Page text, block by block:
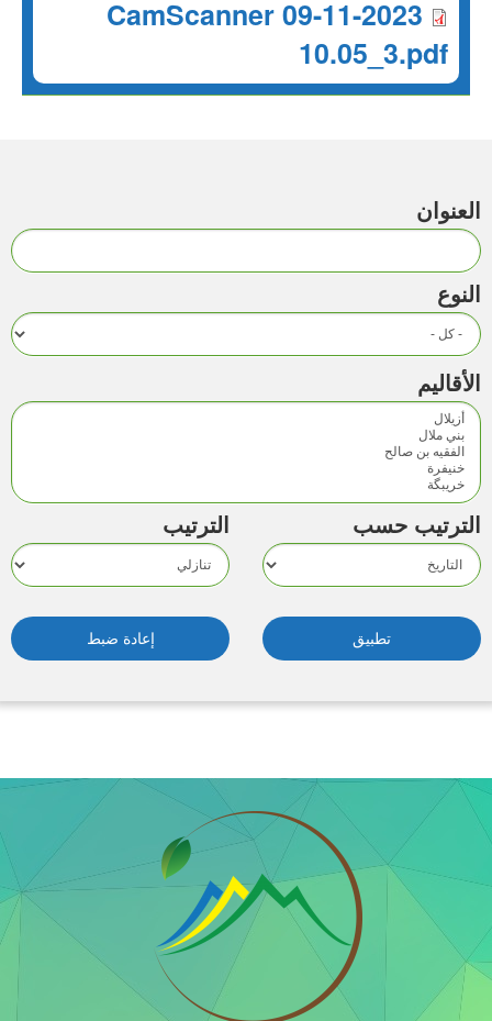
CamScanner 09-11-2023
10.05_3.pdf
العنوان
النوع
الأقاليم
‏الترتيب حسب ‏ ‏الترتيب ‏